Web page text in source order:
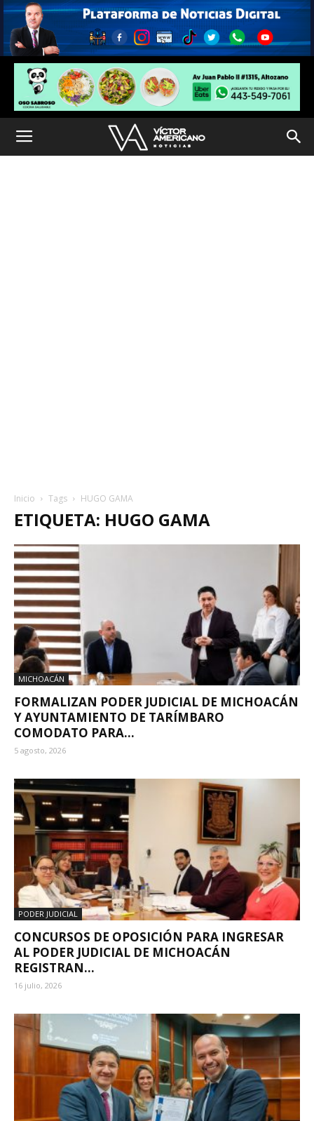
Inicio Tags HUGO GAMA
ETIQUETA: HUGO GAMA
MICHOACÁN
FORMALIZAN PODER JUDICIAL DE MICHOACÁN
Y AYUNTAMIENTO DE TARÍMBARO
COMODATO PARA...
5 agosto, 2026
PODER JUDICIAL
CONCURSOS DE OPOSICIÓN PARA INGRESAR
AL PODER JUDICIAL DE MICHOACÁN
REGISTRAN...
16 julio, 2026